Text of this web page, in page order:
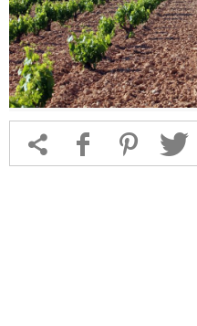
 f 1 T